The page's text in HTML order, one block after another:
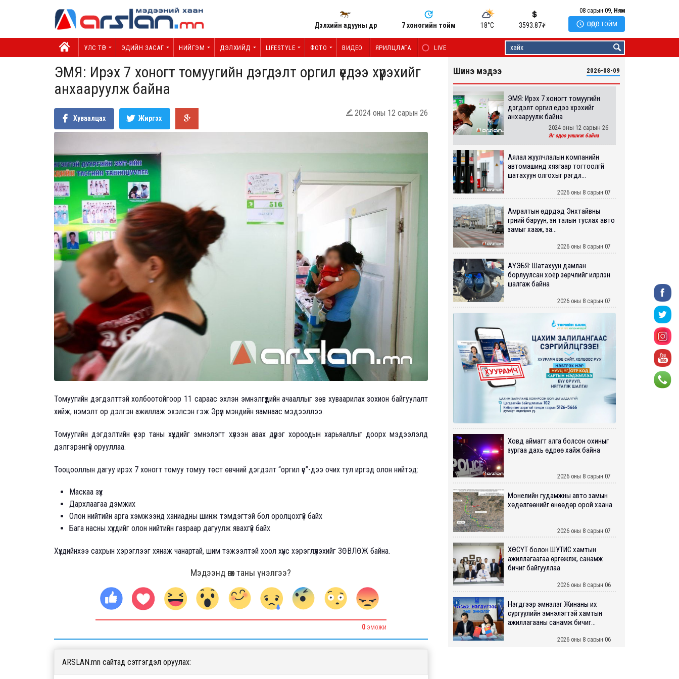
Дэлхийн адууны өдөр 7 хоногийн тойм 18°C 3593.87₮
08 сарын 09, Ням
 ӨНӨӨДӨР ТОЙМ
УЛС ТӨР ЭДИЙН ЗАСАГ НИЙГЭМ ДЭЛХИЙД LIFESTYLE ФОТО ВИДЕО ЯРИЛЦЛАГА LIVE
ЭМЯ: Ирэх 7 хоногт томуугийн дэгдэлт оргил үедээ хүрэхийг
анхааруулж байна
Хуваалцах Жиргэх
 2024 оны 12 сарын 26
Томуугийн дэгдэлттэй холбоотойгоор 11 сараас эхлэн эмнэлгүүдийн ачааллыг зөв хуваарилах зохион байгуулалт
хийж, нэмэлт ор дэлгэн ажиллаж эхэлсэн гэж Эрүүл мэндийн яамнаас мэдээллээ.
Томуугийн дэгдэлтийн үеэр таны хүүхдийг эмнэлэгт хүлээн авах дүүрэг хороодын харьяаллыг доорх мэдээлэлд
дэлгэрэнгүй орууллаа.
Тооцооллын дагуу ирэх 7 хоногт томуу томуу төст өвчний дэгдэлт “оргил үе”-дээ очих тул иргэд олон нийтэд:
Маскаа зүүх
Дархлаагаа дэмжих
Олон нийтийн арга хэмжээнд ханиадны шинж тэмдэгтэй бол оролцохгүй байх
Бага насны хүүхдийг олон нийтийн газраар дагуулж явахгүй байх
Хүүхдийнхээ сахрын хэрэглээг хянаж чанартай, шим тэжээлтэй хоол хүнс хэрэглүүлэхийг ЗӨВЛӨЖ байна.
Мэдээнд өгөх таны үнэлгээ?
0 ЭМОЖИ
ARSLAN.mn сайтад сэтгэгдэл оруулах:
Шинэ мэдээ 2026-08-09
ЭМЯ: Ирэх 7 хоногт томуугийн
дэгдэлт оргил үедээ хүрэхийг
анхааруулж байна
2024 оны 12 сарын 26
Яг одоо уншиж байна
Аялал жуулчлалын компанийн
автомашинд хязгаар тогтоолгүй
шатахуун олгохыг үүрэгдл...
2026 оны 8 сарын 07
Амралтын өдрүүдэд Энхтайвны
гүүрний баруун, зүүн талын туслах авто
замыг хааж, за...
2026 оны 8 сарын 07
АҮЭБЯ: Шатахуун дамлан
борлуулсан хоёр зөрчлийг илрүүлэн
шалгаж байна
2026 оны 8 сарын 07
Ховд аймагт алга болсон охиныг
зургаа дахь өдрөө хайж байна
2026 оны 8 сарын 07
Монелийн гудамжны авто замын
хөдөлгөөнийг өнөөдөр орой хаана
2026 оны 8 сарын 07
ХӨСҮТ болон ШУТИС хамтын
ажиллагаагаа өргөжүүлж, санамж
бичиг байгууллаа
2026 оны 8 сарын 06
Нэгдүгээр эмнэлэг Жинаны их
сургуулийн эмнэлэгтэй хамтын
ажиллагааны санамж бичиг...
2026 оны 8 сарын 06